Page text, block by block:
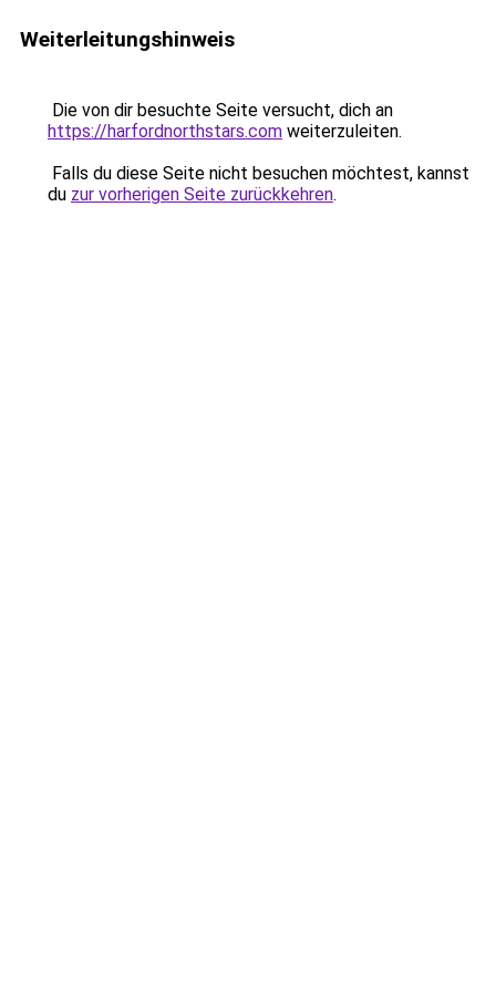
Weiterleitungshinweis
Die von dir besuchte Seite versucht, dich an
https://harfordnorthstars.com weiterzuleiten.
Falls du diese Seite nicht besuchen möchtest, kannst
du zur vorherigen Seite zurückkehren.